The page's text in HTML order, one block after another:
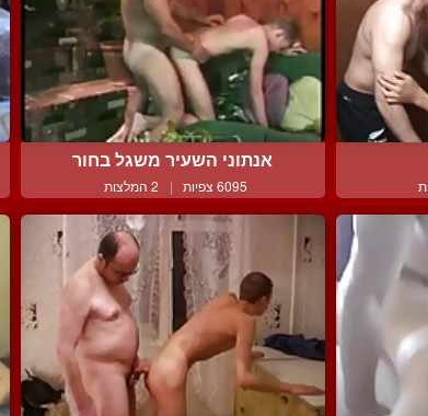
אנתוני השעיר משגל בחור
6095 צפיות | 2 המלצות